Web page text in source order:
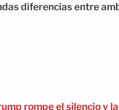
diferencias entre
rompe el silencio y